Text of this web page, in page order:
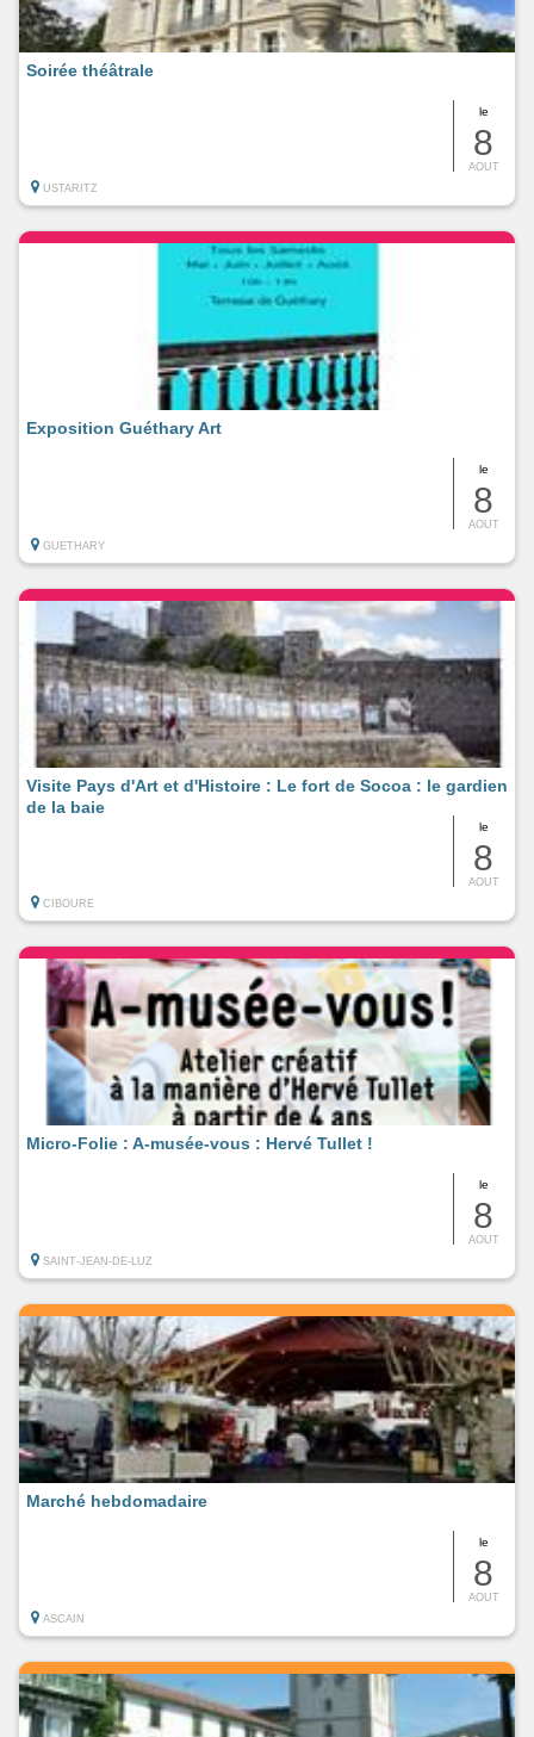
le
8
AOUT
Soirée théâtrale
USTARITZ
le
8
AOUT
Exposition Guéthary Art
GUETHARY
le
8
AOUT
Visite Pays d'Art et d'Histoire : Le fort de Socoa : le gardien
de la baie
CIBOURE
le
8
AOUT
Micro-Folie : A-musée-vous : Hervé Tullet !
SAINT-JEAN-DE-LUZ
le
8
AOUT
Marché hebdomadaire
ASCAIN